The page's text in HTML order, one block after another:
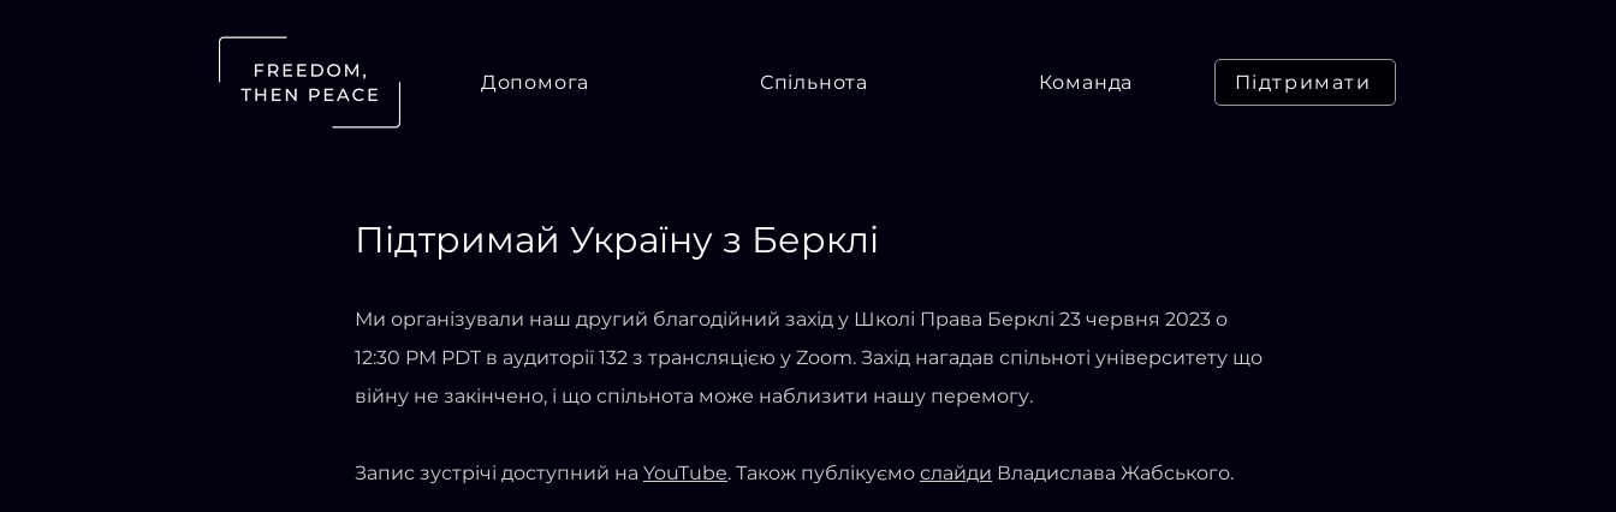
Допомога Спільнота Команда Підтримати
Підтримай Україну з Берклі
Ми організували наш другий благодійний захід у Школі Права Берклі 23 червня 2023 о
12:30 PM PDT в аудиторії 132 з трансляцією у Zoom. Захід нагадав спільноті університету що
війну не закінчено, і що спільнота може наблизити нашу перемогу.
Запис зустрічі доступний на YouTube. Також публікуємо слайди Владислава Жабського.